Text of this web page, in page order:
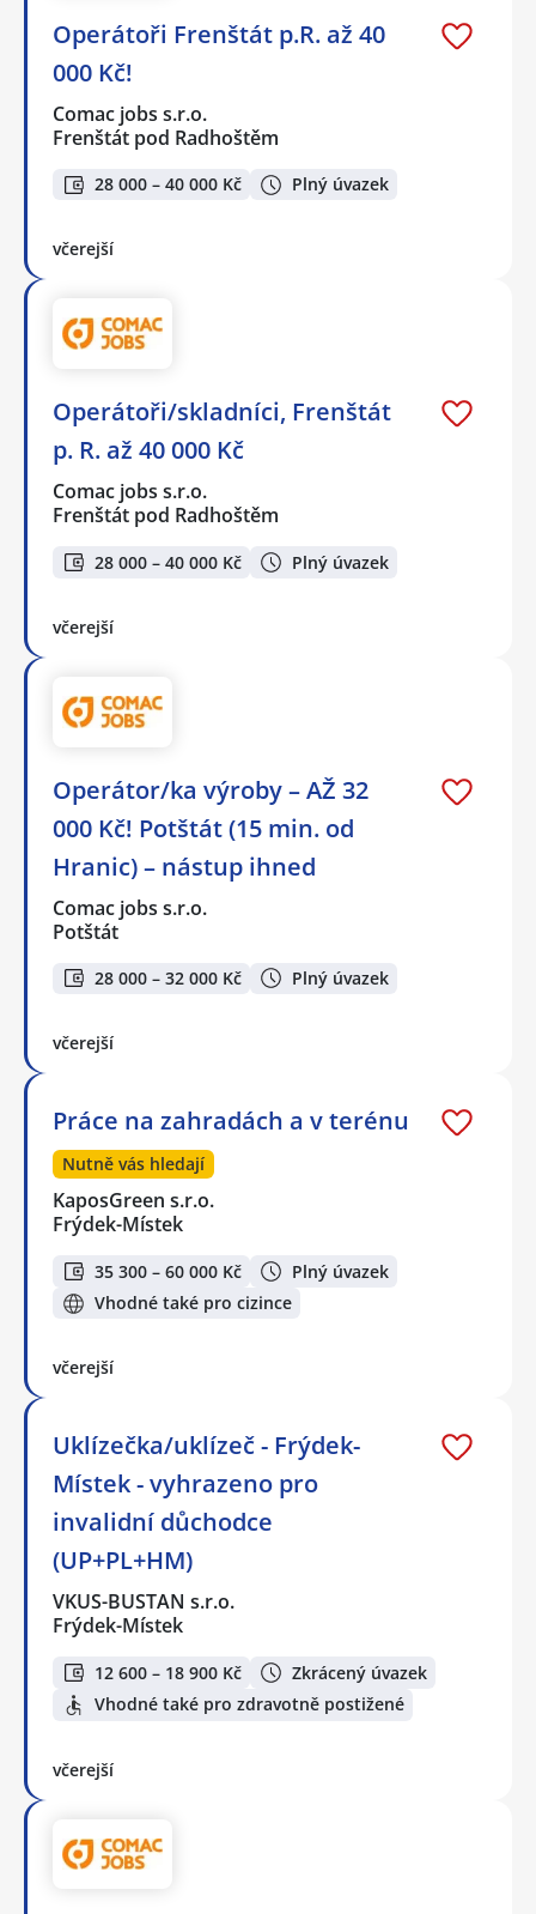
Operátoři Frenštát p.R. až 40
000 Kč!
Comac jobs s.r.o.
Frenštát pod Radhoštěm
28 000 – 40 000 Kč Plný úvazek
včerejší
Operátoři/skladníci, Frenštát
p. R. až 40 000 Kč
Comac jobs s.r.o.
Frenštát pod Radhoštěm
28 000 – 40 000 Kč Plný úvazek
včerejší
Operátor/ka výroby – AŽ 32
000 Kč! Potštát (15 min. od
Hranic) – nástup ihned
Comac jobs s.r.o.
Potštát
28 000 – 32 000 Kč Plný úvazek
včerejší
Práce na zahradách a v terénu
Nutně vás hledají
KaposGreen s.r.o.
Frýdek-Místek
35 300 – 60 000 Kč
Plný úvazek
Vhodné také pro cizince
včerejší
Uklízečka/uklízeč - Frýdek-
Místek - vyhrazeno pro
invalidní důchodce
(UP+PL+HM)
VKUS-BUSTAN s.r.o.
Frýdek-Místek
12 600 – 18 900 Kč
Zkrácený úvazek
Vhodné také pro zdravotně postižené
včerejší